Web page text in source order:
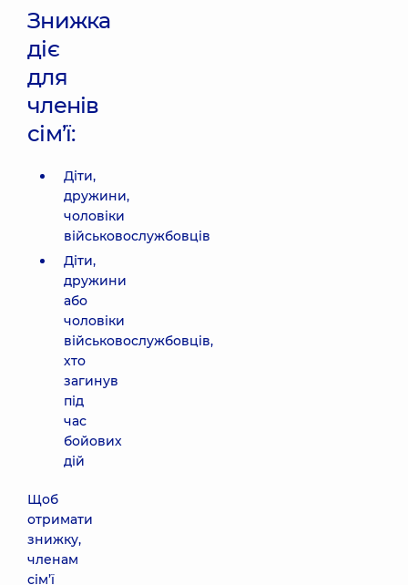
Знижка
діє
для
членів
сім’ї:
Діти,
дружини,
чоловіки
військовослужбовців
Діти,
дружини
або
чоловіки
військовослужбовців,
хто
загинув
під
час
бойових
дій
Щоб
отримати
знижку,
членам
сім’ї